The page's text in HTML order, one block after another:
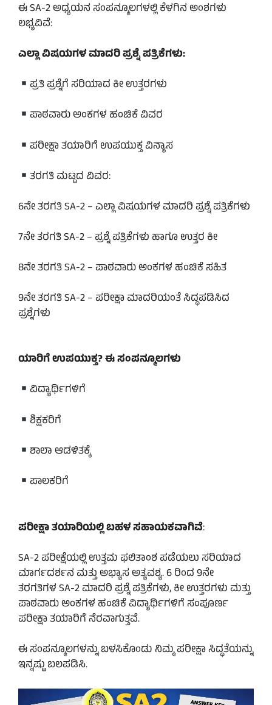
ಈ SA-2 ಅಧ್ಯಯನ ಸಂಪನ್ಮೂಲಗಳಲ್ಲಿ ಕೆಳಗಿನ ಅಂಶಗಳು
ಲಭ್ಯವಿವೆ:
ಎಲ್ಲಾ ವಿಷಯಗಳ ಮಾದರಿ ಪ್ರಶ್ನೆ ಪತ್ರಿಕೆಗಳು:
ಪ್ರತಿ ಪ್ರಶ್ನೆಗೆ ಸರಿಯಾದ ಕೀ ಉತ್ತರಗಳು
ಪಾಠವಾರು ಅಂಕಗಳ ಹಂಚಿಕೆ ವಿವರ
ಪರೀಕ್ಷಾ ತಯಾರಿಗೆ ಉಪಯುಕ್ತ ವಿನ್ಯಾಸ
ತರಗತಿ ಮಟ್ಟದ ವಿವರ:
6ನೇ ತರಗತಿ SA-2 – ಎಲ್ಲಾ ವಿಷಯಗಳ ಮಾದರಿ ಪ್ರಶ್ನೆ ಪತ್ರಿಕೆಗಳು
7ನೇ ತರಗತಿ SA-2 – ಪ್ರಶ್ನೆ ಪತ್ರಿಕೆಗಳು ಹಾಗೂ ಉತ್ತರ ಕೀ
8ನೇ ತರಗತಿ SA-2 – ಪಾಠವಾರು ಅಂಕಗಳ ಹಂಚಿಕೆ ಸಹಿತ
9ನೇ ತರಗತಿ SA-2 – ಪರೀಕ್ಷಾ ಮಾದರಿಯಂತೆ ಸಿದ್ಧಪಡಿಸಿದ
ಪ್ರಶ್ನೆಗಳು
ಯಾರಿಗೆ ಉಪಯುಕ್ತ?ಈ ಸಂಪನ್ಮೂಲಗಳು
ವಿದ್ಯಾರ್ಥಿಗಳಿಗೆ
ಶಿಕ್ಷಕರಿಗೆ
ಶಾಲಾ ಆಡಳಿತಕ್ಕೆ
ಪಾಲಕರಿಗೆ
ಪರೀಕ್ಷಾ ತಯಾರಿಯಲ್ಲಿ ಬಹಳ ಸಹಾಯಕವಾಗಿವೆ:
SA-2 ಪರೀಕ್ಷೆಯಲ್ಲಿ ಉತ್ತಮ ಫಲಿತಾಂಶ ಪಡೆಯಲು ಸರಿಯಾದ
ಮಾರ್ಗದರ್ಶನ ಮತ್ತು ಅಭ್ಯಾಸ ಅತ್ಯವಶ್ಯ. 6 ರಿಂದ 9ನೇ
ತರಗತಿಗಳ SA-2 ಮಾದರಿ ಪ್ರಶ್ನೆ ಪತ್ರಿಕೆಗಳು, ಕೀ ಉತ್ತರಗಳು ಮತ್ತು
ಪಾಠವಾರು ಅಂಕಗಳ ಹಂಚಿಕೆ ವಿದ್ಯಾರ್ಥಿಗಳಿಗೆ ಸಂಪೂರ್ಣ
ಪರೀಕ್ಷಾ ತಯಾರಿಗೆ ನೆರವಾಗುತ್ತವೆ.
ಈ ಸಂಪನ್ಮೂಲಗಳನ್ನು ಬಳಸಿಕೊಂಡು ನಿಮ್ಮ ಪರೀಕ್ಷಾ ಸಿದ್ಧತೆಯನ್ನು
ಇನ್ನಷ್ಟು ಬಲಪಡಿಸಿ.